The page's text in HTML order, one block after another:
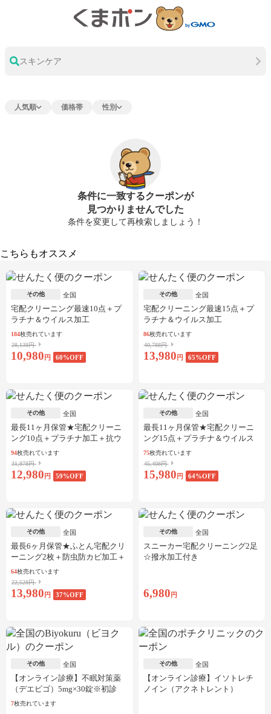
スキンケア
人気順 価格帯 性別
条件に一致するクーポンが
見つかりませんでした
条件を変更して再検索しましょう！
こちらもオススメ
その他 全国
宅配クリーニング最速10点＋プ
ラチナ＆ウイルス加工
184枚売れています
28,138円
10,980 円 60%OFF
その他 全国
宅配クリーニング最速15点＋プ
ラチナ＆ウイルス加工
86枚売れています
40,788円
13,980 円 65%OFF
その他 全国
最長11ヶ月保管★宅配クリーニ
ング10点＋プラチナ加工＋抗ウ
イルス加工
94枚売れています
31,878円
12,980 円 59%OFF
その他 全国
最長11ヶ月保管★宅配クリーニ
ング15点＋プラチナ＆ウイルス
加工
75枚売れています
45,408円
15,980 円 64%OFF
その他 全国
最長6ヶ月保管★ふとん宅配クリ
ーニング2枚＋防虫防カビ加工＋
しみ抜き
64枚売れています
22,528円
13,980 円 37%OFF
その他 全国
スニーカー宅配クリーニング2足
☆撥水加工付き
6,980 円
その他 全国
【オンライン診療】不眠対策薬
（デエビゴ）5mg×30錠※初診
料・送料込
7枚売れています
その他 全国
【オンライン診療】イソトレチ
ノイン（アクネトレント）